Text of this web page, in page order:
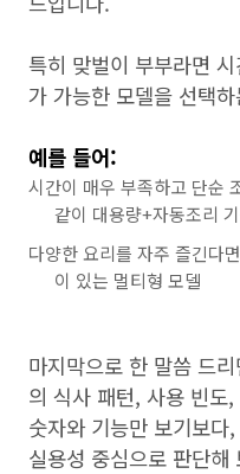
특히 맞벌이 부부라면
가 가능한 모델을 선택
예를 들어:
시간이 매우 부족하고 단순
같이 대용량+자동조리
다양한 요리를 자주 즐긴다
이 있는 멀티형 모델
마지막으로 한 말씀 드
의 식사 패턴, 사용 빈도
숫자와 기능만 보기보다
실용성 중심으로 판단해